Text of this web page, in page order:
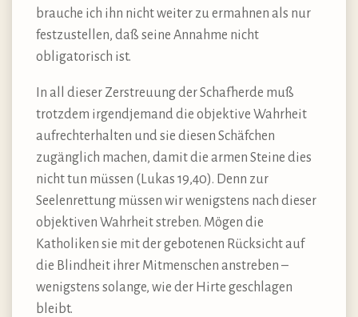
brauche ich ihn nicht weiter zu ermahnen als nur
festzustellen, daß seine Annahme nicht
obligatorisch ist.
In all dieser Zerstreuung der Schafherde muß
trotzdem irgendjemand die objektive Wahrheit
aufrechterhalten und sie diesen Schäfchen
zugänglich machen, damit die armen Steine dies
nicht tun müssen (Lukas 19,40). Denn zur
Seelenrettung müssen wir wenigstens nach dieser
objektiven Wahrheit streben. Mögen die
Katholiken sie mit der gebotenen Rücksicht auf
die Blindheit ihrer Mitmenschen anstreben –
wenigstens solange, wie der Hirte geschlagen
bleibt.